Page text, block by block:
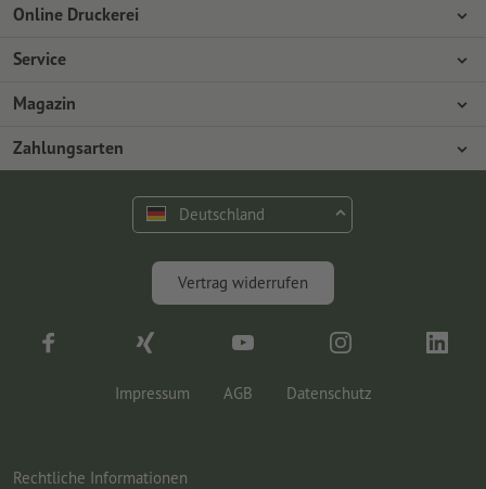
Online Druckerei
Über Onlineprinters
Presse
Umweltschutz
Service
Zahlungsarten
Versand
Magazin
Design
Zahlungsarten
Deutschland
Vertrag widerrufen
Impressum AGB Datenschutz
Rechtliche Informationen